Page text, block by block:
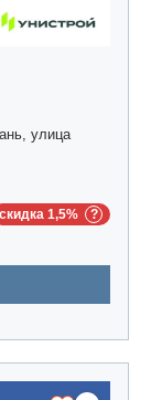
улица
скидка 1,5%